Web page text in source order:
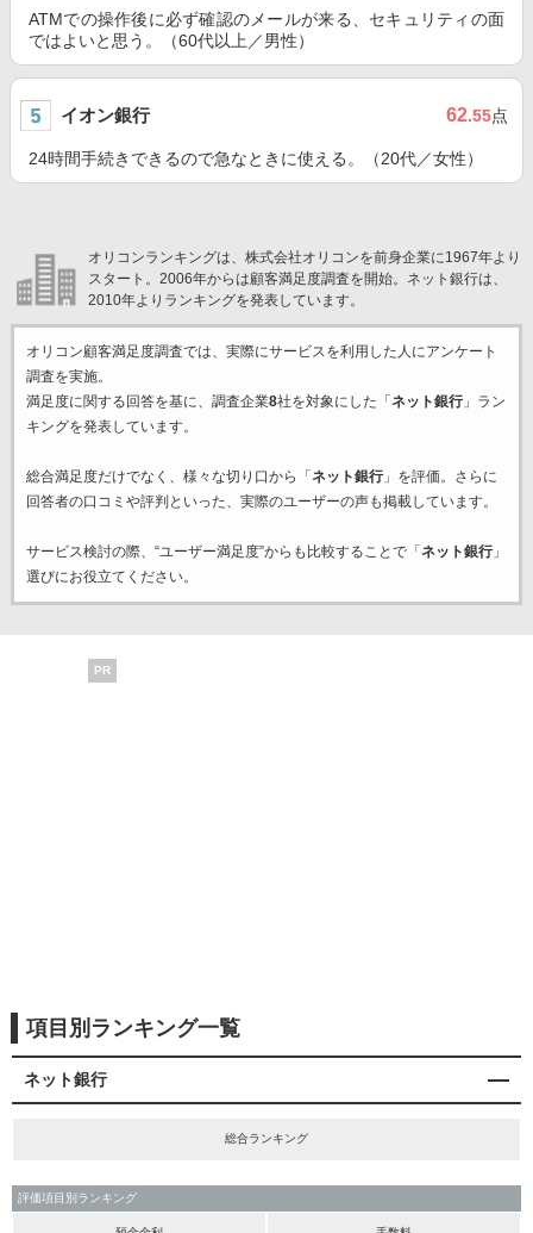
ATMでの操作後に必ず確認のメールが来る、セキュリティの面
ではよいと思う。（60代以上／男性）
イオン銀行 62.55点
24時間手続きできるので急なときに使える。（20代／女性）
オリコンランキングは、株式会社オリコンを前身企業に1967年より
スタート。2006年からは顧客満足度調査を開始。ネット銀行は、
2010年よりランキングを発表しています。
オリコン顧客満足度調査では、実際にサービスを利用した 人にアンケート
調査を実施。
満足度に関する回答を基に、調査企業8社を対象にした「 ネット銀行」ラン
キングを発表しています。
総合満足度だけでなく、様々な切り口から「 ネット銀行」を評価。さらに
回答者の口コミや評判といった、実際のユーザーの声も掲載しています。
サービス検討の際、“ユーザー満足度”からも比較することで「 ネット銀行」
選びにお役立てください。
PR
項目別ランキング一覧
ネット銀行
総合ランキング
評価項目別ランキング